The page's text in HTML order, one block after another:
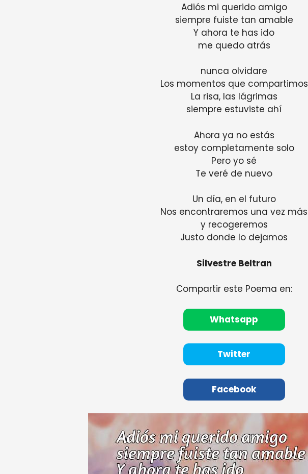
Adiós mi querido amigo
siempre fuiste tan amable
Y ahora te has ido
me quedo atrás
nunca olvidare
Los momentos que compartimos
La risa, las lágrimas
siempre estuviste ahí
Ahora ya no estás
estoy completamente solo
Pero yo sé
Te veré de nuevo
Un día, en el futuro
Nos encontraremos una vez más
y recogeremos
Justo donde lo dejamos
Silvestre Beltran
Compartir este Poema en:
Whatsapp
Twitter
Facebook